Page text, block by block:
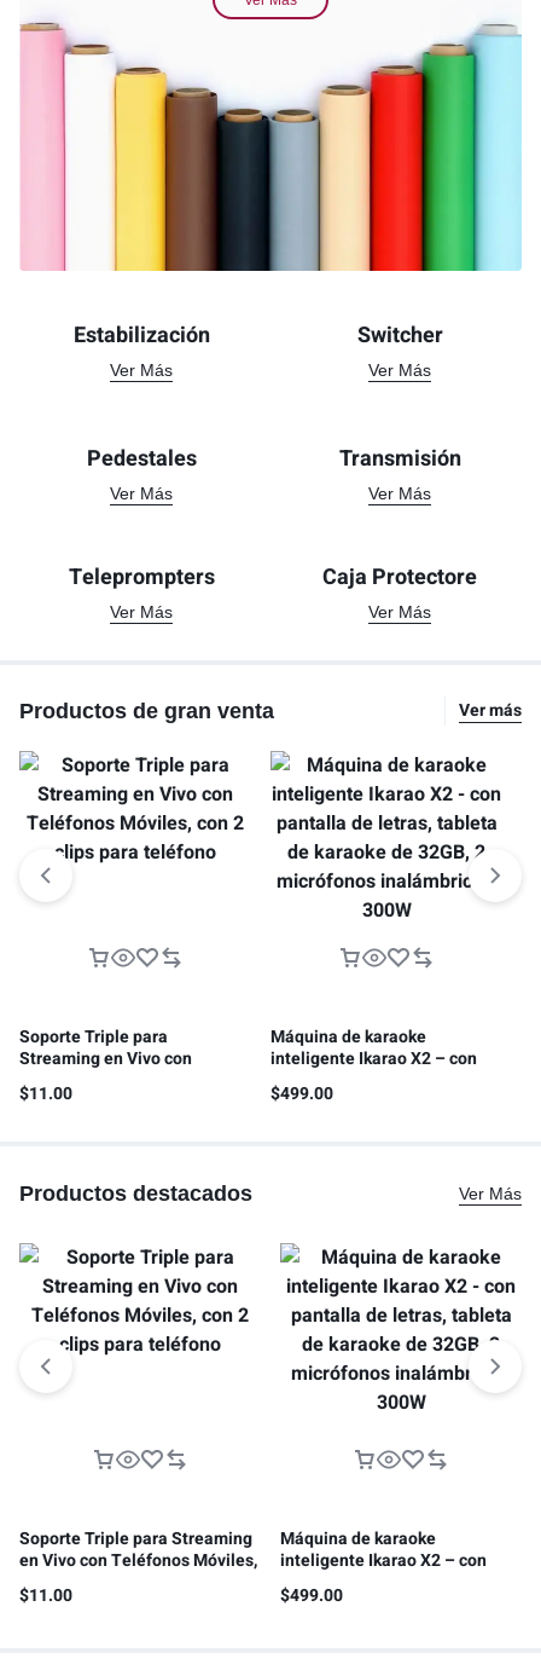
Estabilización
Ver Más
Switcher
Ver Más
Pedestales
Ver Más
Transmisión
Ver Más
Teleprompters
Ver Más
Caja Protectore
Ver Más
Productos de gran venta Ver más
Soporte Triple para
Streaming en Vivo con
Teléfonos Móviles, con 2 clips
para teléfono
$11.00
Máquina de karaoke
inteligente Ikarao X2 – con
pantalla de letras, tableta de
karaoke de 32GB, 2
$499.00
Productos destacados Ver Más
Soporte Triple para Streaming
en Vivo con Teléfonos Móviles,
con 2 clips para teléfono
$11.00
Máquina de karaoke
inteligente Ikarao X2 – con
pantalla de letras, tableta de
karaoke de 32GB, 2 micrófonos
$499.00